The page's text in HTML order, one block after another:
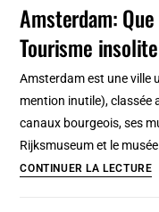
?
Amsterdam:
Tourisme
Amsterdam est une ville
mention inutile), classée
canaux bourgeois, ses
Rijksmuseum et le
CONTINUER LA LECTURE